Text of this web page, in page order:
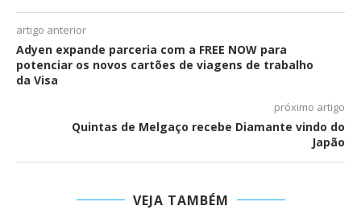
artigo anterior
Adyen expande parceria com a FREE NOW para
potenciar os novos cartões de viagens de trabalho
da Visa
próximo artigo
Quintas de Melgaço recebe Diamante vindo do
Japão
VEJA TAMBÉM